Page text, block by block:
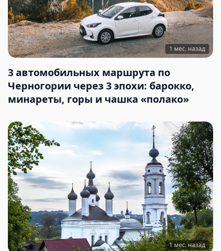
1 мес. назад
3 автомобильных маршрута по
Черногории через 3 эпохи: барокко,
минареты, горы и чашка «полако»
1 мес. назад